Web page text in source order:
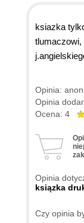
ksiazka
trzeba
takze
zdania
10 razy
chyba bym
Opinia:
Opinia
Ocena: 4
Opinia
ksiązka
Czy opinia